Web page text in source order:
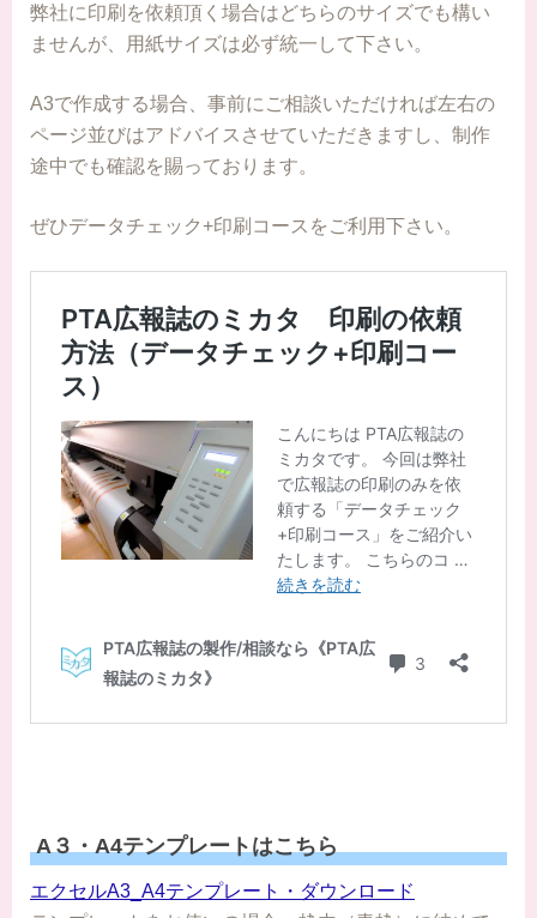
弊社に印刷を依頼頂く場合はどちらのサイズでも構い
ませんが、用紙サイズは必ず統一して下さい。
A3で作成する場合、事前にご相談いただければ左右の
ページ並びはアドバイスさせていただきますし、制作
途中でも確認を賜っております。
ぜひデータチェック+印刷コースをご利用下さい。
A３・A4テンプレートはこちら
エクセルA3_A4テンプレート・ダウンロード